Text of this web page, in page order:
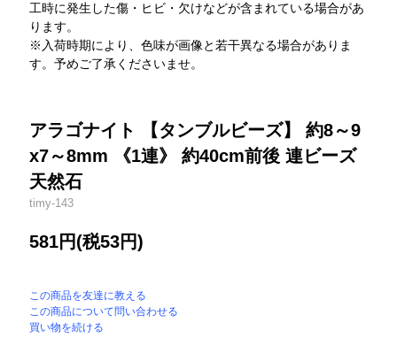
工時に発生した傷・ヒビ・欠けなどが含まれている場合があ
ります。
※入荷時期により、色味が画像と若干異なる場合がありま
す。予めご了承くださいませ。
アラゴナイト 【タンブルビーズ】 約8～9
x7～8mm 《1連》 約40cm前後 連ビーズ
天然石
timy-143
581円(税53円)
この商品を友達に教える
この商品について問い合わせる
買い物を続ける